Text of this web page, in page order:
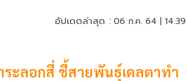
อัปเดตล่าสุด : 06 ก.ค. 64 |
ะลอกสี่ ชี้สายพันธุ์เดลตาทำ